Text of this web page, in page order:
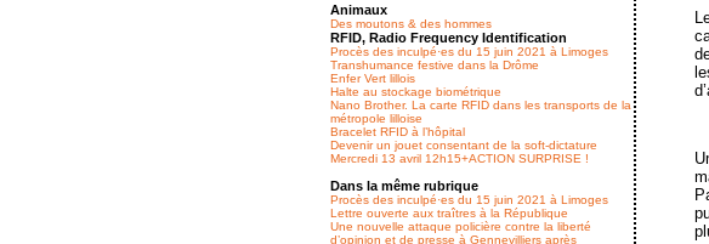
Animaux
Des moutons & des hommes
RFID, Radio Frequency Identification
Procès des inculpé·es du 15 juin 2021 à Limoges
Transhumance festive dans la Drôme
Enfer Vert lillois
Halte au stockage biométrique
Nano Brother. La carte RFID dans les transports de la
métropole lilloise
Bracelet RFID à l’hôpital
Devenir un jouet consentant de la soft-dictature
Mercredi 13 avril 12h15+ACTION SURPRISE !
Dans la même rubrique
Procès des inculpé·es du 15 juin 2021 à Limoges
Lettre ouverte aux traîtres à la République
Une nouvelle attaque policière contre la liberté
d’opinion et de presse à Gennevilliers après